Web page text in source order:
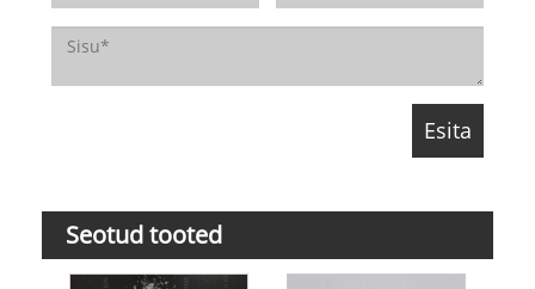
Seotud tooted